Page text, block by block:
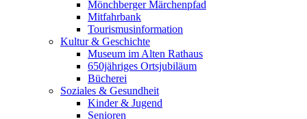
Mönchberger Märchenpfad
Mitfahrbank
Tourismusinformation
Kultur & Geschichte
Museum im Alten Rathaus
650jähriges Ortsjubiläum
Bücherei
Soziales & Gesundheit
Kinder & Jugend
Senioren